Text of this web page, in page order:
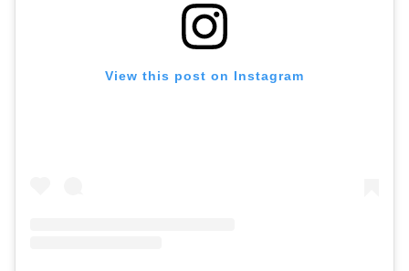
View this post on Instagram